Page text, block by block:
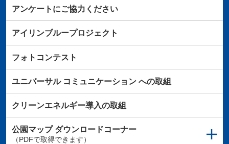
アンケートにご協力ください
アイリンブループロジェクト
フォトコンテスト
ユニバーサルコミュニケーションへの取組
クリーンエネルギー導入の取組
公園マップダウンロードコーナー
（PDFで取得できます）